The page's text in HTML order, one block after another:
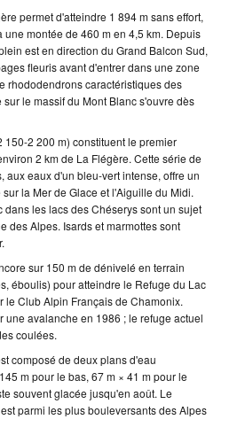
permet d'atteindre 1 894 m sans effort,
montée de 460 m en 4,5 km. Depuis
est en direction du Grand Balcon Sud,
fleuris avant d'entrer dans une zone
rhododendrons caractéristiques des
le massif du Mont Blanc s'ouvre dès
150-2 200 m) constituent le premier
2 km de La Flégère. Cette série de
aux eaux d'un bleu-vert intense, offre un
la Mer de Glace et l'Aiguille du Midi.
dans les lacs des Chéserys sont un sujet
des Alpes. Isards et marmottes sont
sur 150 m de dénivelé en terrain
éboulis) pour atteindre le Refuge du Lac
le Club Alpin Français de Chamonix.
une avalanche en 1986 ; le refuge actuel
coulées.
composé de deux plans d'eau
m pour le bas, 67 m × 41 m pour le
souvent glacée jusqu'en août. Le
parmi les plus bouleversants des Alpes